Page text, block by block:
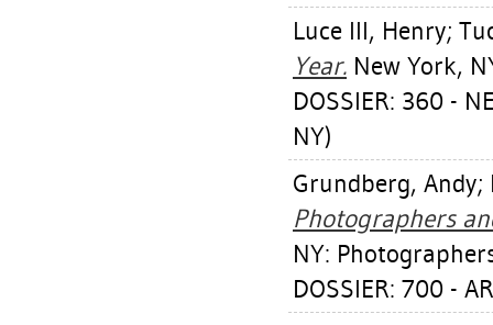
Luce III, Henry;
Year. New York,
DOSSIER: 360 -
NY)
Grundberg, Andy;
Photographers
NY:
DOSSIER: 700 -